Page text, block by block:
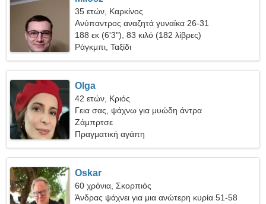
35 ετών, Καρκίνος
Ανύπαντρος αναζητά γυναίκα 26-31
188 εκ (6'3"), 83 κιλό (182 λίβρες)
Ράγκμπι, Ταξίδι
Olga
42 ετών, Κριός
Γεια σας, ψάχνω για μυώδη άντρα
Ζάμπρτσε
Πραγματική αγάπη
Oskar
60 χρόνια, Σκορπιός
Άνδρας ψάχνει για μια ανώτερη κυρία 51-58